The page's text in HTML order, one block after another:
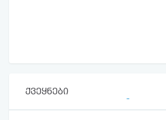
ქვეყნები